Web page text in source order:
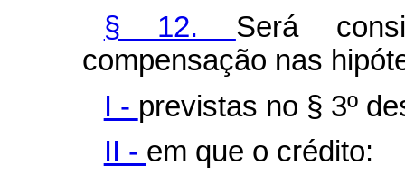
§ 12. Será
compensação nas
I - previstas no § 3º
II - em que o crédito: